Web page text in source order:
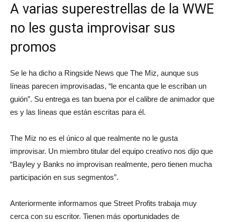
A varias superestrellas de la WWE
no les gusta improvisar sus
promos
Se le ha dicho a Ringside News que The Miz, aunque sus
líneas parecen improvisadas, “le encanta que le escriban un
guión”. Su entrega es tan buena por el calibre de animador que
es y las líneas que están escritas para él.
The Miz no es el único al que realmente no le gusta
improvisar. Un miembro titular del equipo creativo nos dijo que
“Bayley y Banks no improvisan realmente, pero tienen mucha
participación en sus segmentos”.
Anteriormente informamos que Street Profits trabaja muy
cerca con su escritor. Tienen más oportunidades de